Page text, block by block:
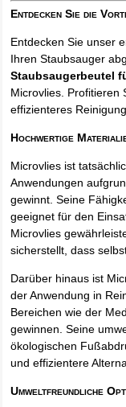
Entdecken Sie die
Entdecken Sie unser
Ihren Staubsauger
Staubsaugerbeutel
Microvlies. Profitieren
effizienteres
Hochwertige
Microvlies ist
Anwendungen
gewinnt. Seine
geeignet für den
Microvlies
sicherstellt, dass
Darüber hinaus ist
der Anwendung in
Bereichen wie der
gewinnen. Seine
ökologischen
und effizientere
Umweltfreundliche